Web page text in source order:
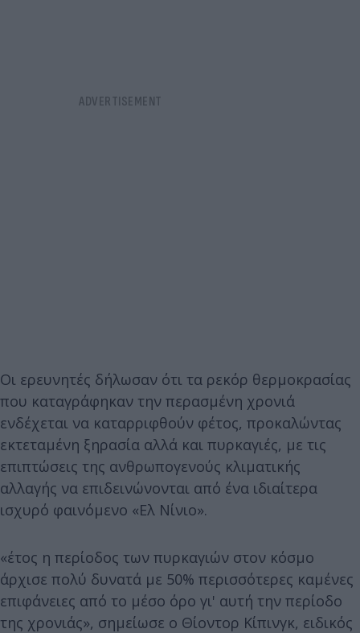
Οι ερευνητές δήλωσαν ότι τα ρεκόρ θερμοκρασίας
που καταγράφηκαν την περασμένη χρονιά
ενδέχεται να καταρριφθούν φέτος, προκαλώντας
εκτεταμένη ξηρασία αλλά και πυρκαγιές, με τις
επιπτώσεις της ανθρωπογενούς κλιματικής
αλλαγής να επιδεινώνονται από ένα ιδιαίτερα
ισχυρό φαινόμενο «Ελ Νίνιο».
«έτος η περίοδος των πυρκαγιών στον κόσμο
άρχισε πολύ δυνατά με 50% περισσότερες καμένες
επιφάνειες από το μέσο όρο γι' αυτή την περίοδο
της χρονιάς», σημείωσε ο Θίοντορ Κίπινγκ, ειδικός